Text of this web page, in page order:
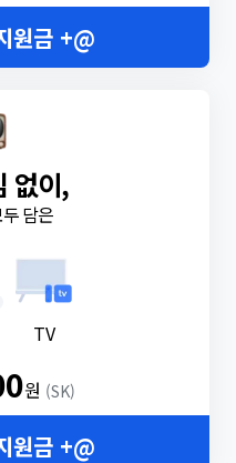
원금 +@
없이,
담은
TV
원 (SK)
원금 +@